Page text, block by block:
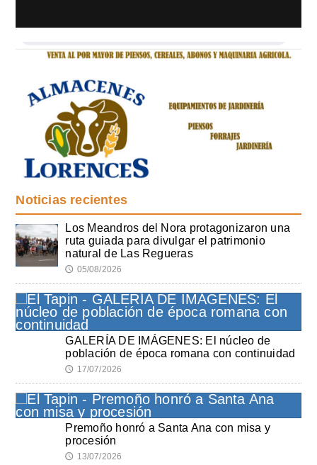
Noticias recientes
Los Meandros del Nora protagonizaron una
ruta guiada para divulgar el patrimonio
natural de Las Regueras
🕔 05/08/2026
GALERÍA DE IMÁGENES: El núcleo de
población de época romana con continuidad
🕔 17/07/2026
Premoño honró a Santa Ana con misa y
procesión
🕔 13/07/2026